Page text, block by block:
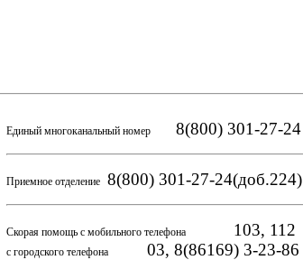
Единый многоканальный номер 8(800) 301-27-24
Приемное отделение 8(800) 301-27-24(доб.224)
Скорая помощь с мобильного телефона 103, 112
с городского телефона 03, 8(86169) 3-23-86